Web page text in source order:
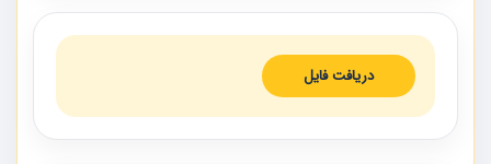
دریافت فایل